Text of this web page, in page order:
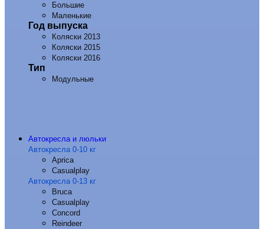
Большие
Маленькие
Год выпуска
Коляски 2013
Коляски 2015
Коляски 2016
Тип
Модульные
Автокресла и люльки
Автокресла 0-10 кг
Aprica
Casualplay
Автокресла 0-13 кг
Bruca
Casualplay
Concord
Reindeer